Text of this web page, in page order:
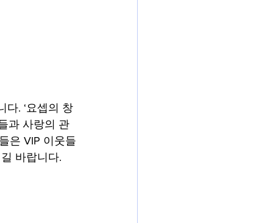
다. ‘요셉의 창
과 사랑의 관
은 VIP 이웃들
바랍니다.